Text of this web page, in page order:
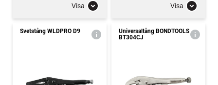
Visa Visa
Svetstång WLDPRO D9
Universaltång BONDTOOLS
BT304CJ